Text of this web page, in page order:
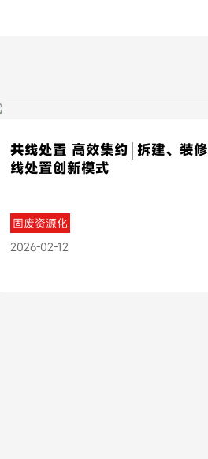
共线处置 高效集约│拆建、装
线处置创新模式
固废资源化
2026-02-12